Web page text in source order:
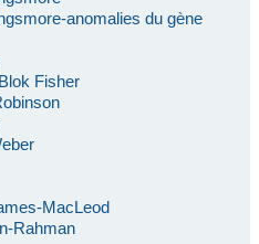
anomalies du gène
Fisher
MacLeod
Rahman